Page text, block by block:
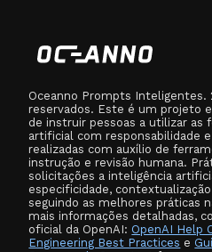
Oceanno Prompts
reservados. Este é um projeto
de instruir pessoas a utilizar as
artificial com responsabilidade
realizadas com auxílio de
instrução e revisão humana.
solicitações a inteligência
especificidade,
seguindo as melhores práticas
mais informações detalhadas,
oficial da OpenAI: OpenAI Help
Engineering Best Practices e